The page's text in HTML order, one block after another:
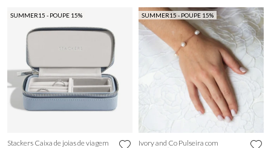
SUMMER15 - POUPE 15%
Stackers Caixa de joias de viagem
SUMMER15 - POUPE 15%
Ivory and Co Pulseira com